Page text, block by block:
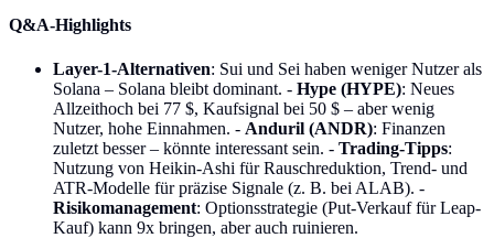
Q&A-Highlights
Layer-1-Alternativen: Sui und Sei haben weniger Nutzer als
Solana – Solana bleibt dominant. - Hype (HYPE): Neues
Allzeithoch bei 77 $, Kaufsignal bei 50 $ – aber wenig
Nutzer, hohe Einnahmen. - Anduril (ANDR): Finanzen
zuletzt besser – könnte interessant sein. - Trading-Tipps:
Nutzung von Heikin-Ashi für Rauschreduktion, Trend- und
ATR-Modelle für präzise Signale (z. B. bei ALAB). -
Risikomanagement: Optionsstrategie (Put-Verkauf für Leap-
Kauf) kann 9x bringen, aber auch ruinieren.